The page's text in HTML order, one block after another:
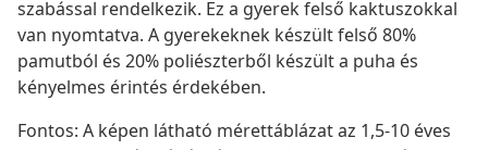
szabással rendelkezik. Ez a gyerek felső kaktuszokkal
van nyomtatva. A gyerekeknek készült felső 80%
pamutból és 20% poliészterből készült a puha és
kényelmes érintés érdekében.
Fontos: A képen látható mérettáblázat az 1,5-10 éves